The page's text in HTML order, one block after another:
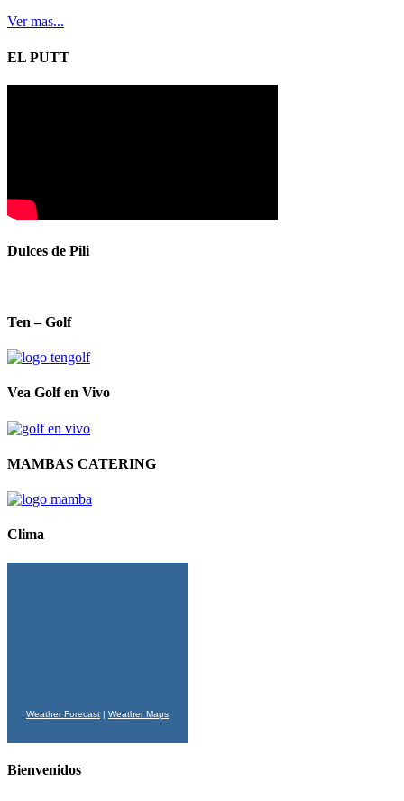
Ver mas...
EL PUTT
Dulces de Pili
Ten – Golf
Vea Golf en Vivo
MAMBAS CATERING
Clima
Weather Forecast | Weather Maps
Bienvenidos